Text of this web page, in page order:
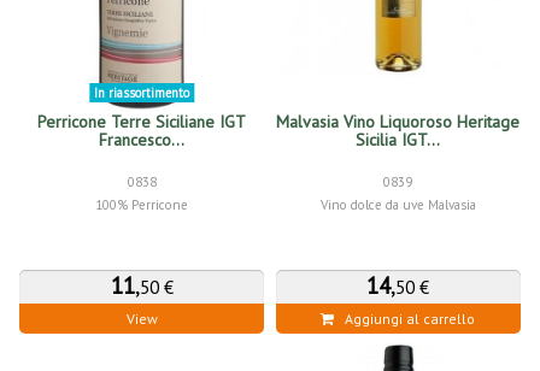
In riassortimento
Perricone Terre Siciliane IGT
Francesco...
0838
100% Perricone
11,50 €
View
Malvasia Vino Liquoroso Heritage
Sicilia IGT...
0839
Vino dolce da uve Malvasia
14,50 €
Aggiungi al carrello